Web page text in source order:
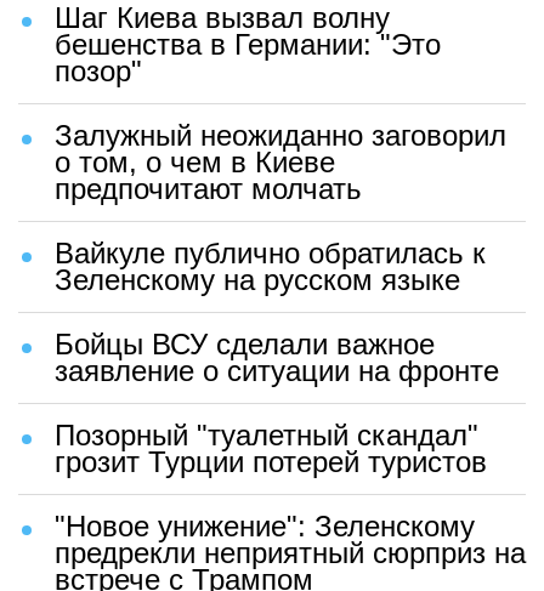
Шаг Киева вызвал волну
бешенства в Германии: "Это
позор"
Залужный неожиданно заговорил
о том, о чем в Киеве
предпочитают молчать
Вайкуле публично обратилась к
Зеленскому на русском языке
Бойцы ВСУ сделали важное
заявление о ситуации на фронте
Позорный "туалетный скандал"
грозит Турции потерей туристов
"Новое унижение": Зеленскому
предрекли неприятный сюрприз на
встрече с Трампом